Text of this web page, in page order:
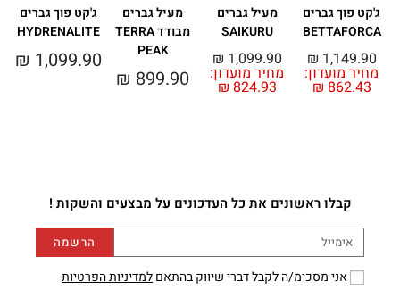
ג'קט פוך גברים
BETTAFORCA
מחיר מועדון:
₪ 862.43
₪ 1,149.90
מעיל גברים
SAIKURU
מחיר מועדון:
₪ 824.93
₪ 1,099.90
מעיל גברים
מבודד TERRA
PEAK
₪ 899.90
ג'קט פוך גברים
HYDRENALITE
₪ 1,099.90
קבלו ראשונים את כל העדכונים על מבצעים והשקות !
אני מסכימ/ה לקבל דברי שיווק בהתאםלמדיניות הפרטיות
הרשמה